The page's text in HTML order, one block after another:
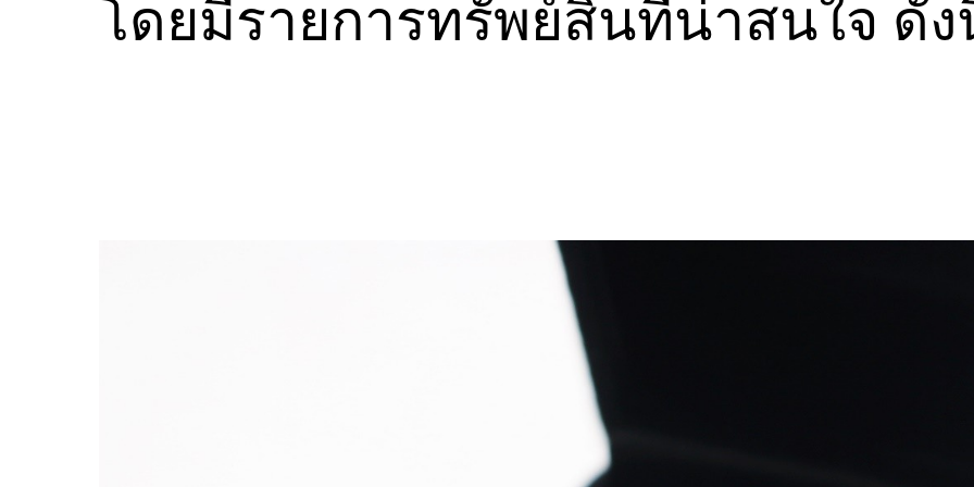
โดยมีรายการทรัพย์สินที่น่าสนใจ ดั